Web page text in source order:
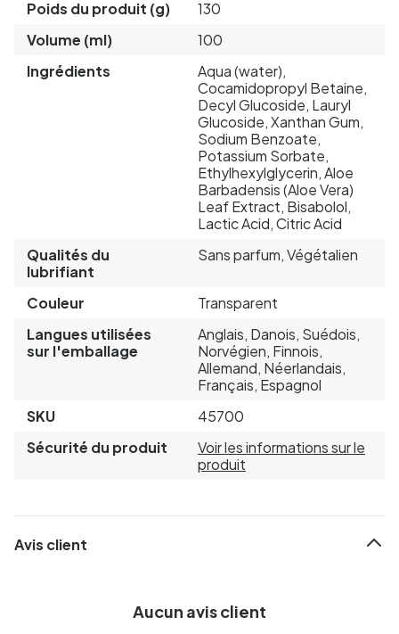
Poids du produit (g)
130
Volume (ml)
100
Ingrédients
Aqua (water),
Cocamidopropyl Betaine,
Decyl Glucoside, Lauryl
Glucoside, Xanthan Gum,
Sodium Benzoate,
Potassium Sorbate,
Ethylhexylglycerin, Aloe
Barbadensis (Aloe Vera)
Leaf Extract, Bisabolol,
Lactic Acid, Citric Acid
Qualités du
lubrifiant
Sans parfum, Végétalien
Couleur
Transparent
Langues utilisées
sur l'emballage
Anglais, Danois, Suédois,
Norvégien, Finnois,
Allemand, Néerlandais,
Français, Espagnol
SKU
45700
Sécurité du produit
Voir les informations sur le
produit
Avis client
Aucun avis client